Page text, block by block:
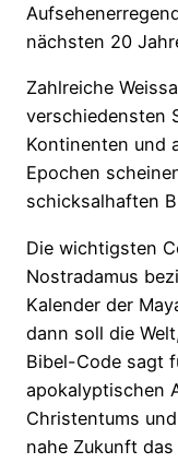
nächsten 20
Zahlreiche
verschiedensten
Kontinenten und
Epochen
schicksalhaften
Die wichtigsten
Nostradamus
Kalender der
dann soll die
Bibel-Code sagt
apokalyptischen
Christentums
nahe Zukunft